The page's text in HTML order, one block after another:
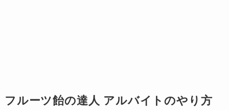
フルーツ飴の達人 アルバイトのやり方